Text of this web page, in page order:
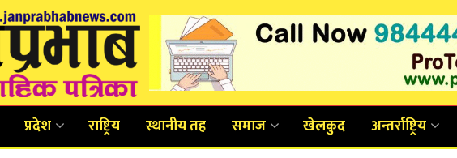
प्रदेश राष्ट्रिय स्थानीय तह समाज खेलकुद अन्तर्राष्ट्रिय